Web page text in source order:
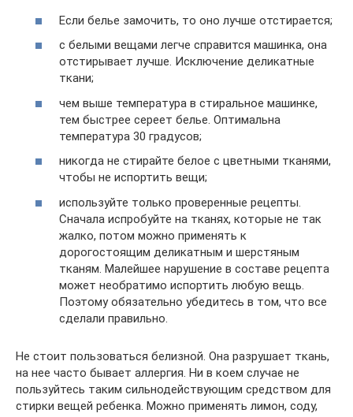
Если белье замочить, то оно лучше отстирается;
с белыми вещами легче справится машинка, она
отстирывает лучше. Исключение деликатные
ткани;
чем выше температура в стиральное машинке,
тем быстрее сереет белье. Оптимальна
температура 30 градусов;
никогда не стирайте белое с цветными тканями,
чтобы не испортить вещи;
используйте только проверенные рецепты.
Сначала испробуйте на тканях, которые не так
жалко, потом можно применять к
дорогостоящим деликатным и шерстяным
тканям. Малейшее нарушение в составе рецепта
может необратимо испортить любую вещь.
Поэтому обязательно убедитесь в том, что все
сделали правильно.
Не стоит пользоваться белизной. Она разрушает ткань,
на нее часто бывает аллергия. Ни в коем случае не
пользуйтесь таким сильнодействующим средством для
стирки вещей ребенка. Можно применять лимон, соду,